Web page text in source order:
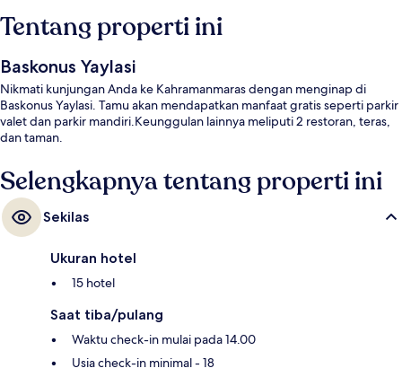
Tentang properti ini
Baskonus Yaylasi
Nikmati kunjungan Anda ke Kahramanmaras dengan menginap di
Baskonus Yaylasi. Tamu akan mendapatkan manfaat gratis seperti parkir
valet dan parkir mandiri.Keunggulan lainnya meliputi 2 restoran, teras,
dan taman.
Selengkapnya tentang properti ini
Sekilas
Ukuran hotel
15 hotel
Saat tiba/pulang
Waktu check-in mulai pada 14.00
Usia check-in minimal - 18